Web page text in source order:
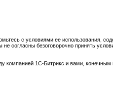
с условиями ее использования,
согласны безоговорочно принять
1С-Битрикс и вами, конечным